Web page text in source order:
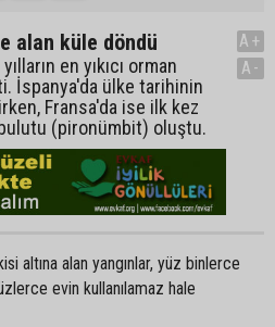
alan küle döndü
en yıkıcı orman
İspanya'da ülke tarihinin
Fransa'da ise ilk kez
bulutu (pironümbit) oluştu.
A+
A-
altına alan yangınlar, yüz binlerce
evin kullanılamaz hale